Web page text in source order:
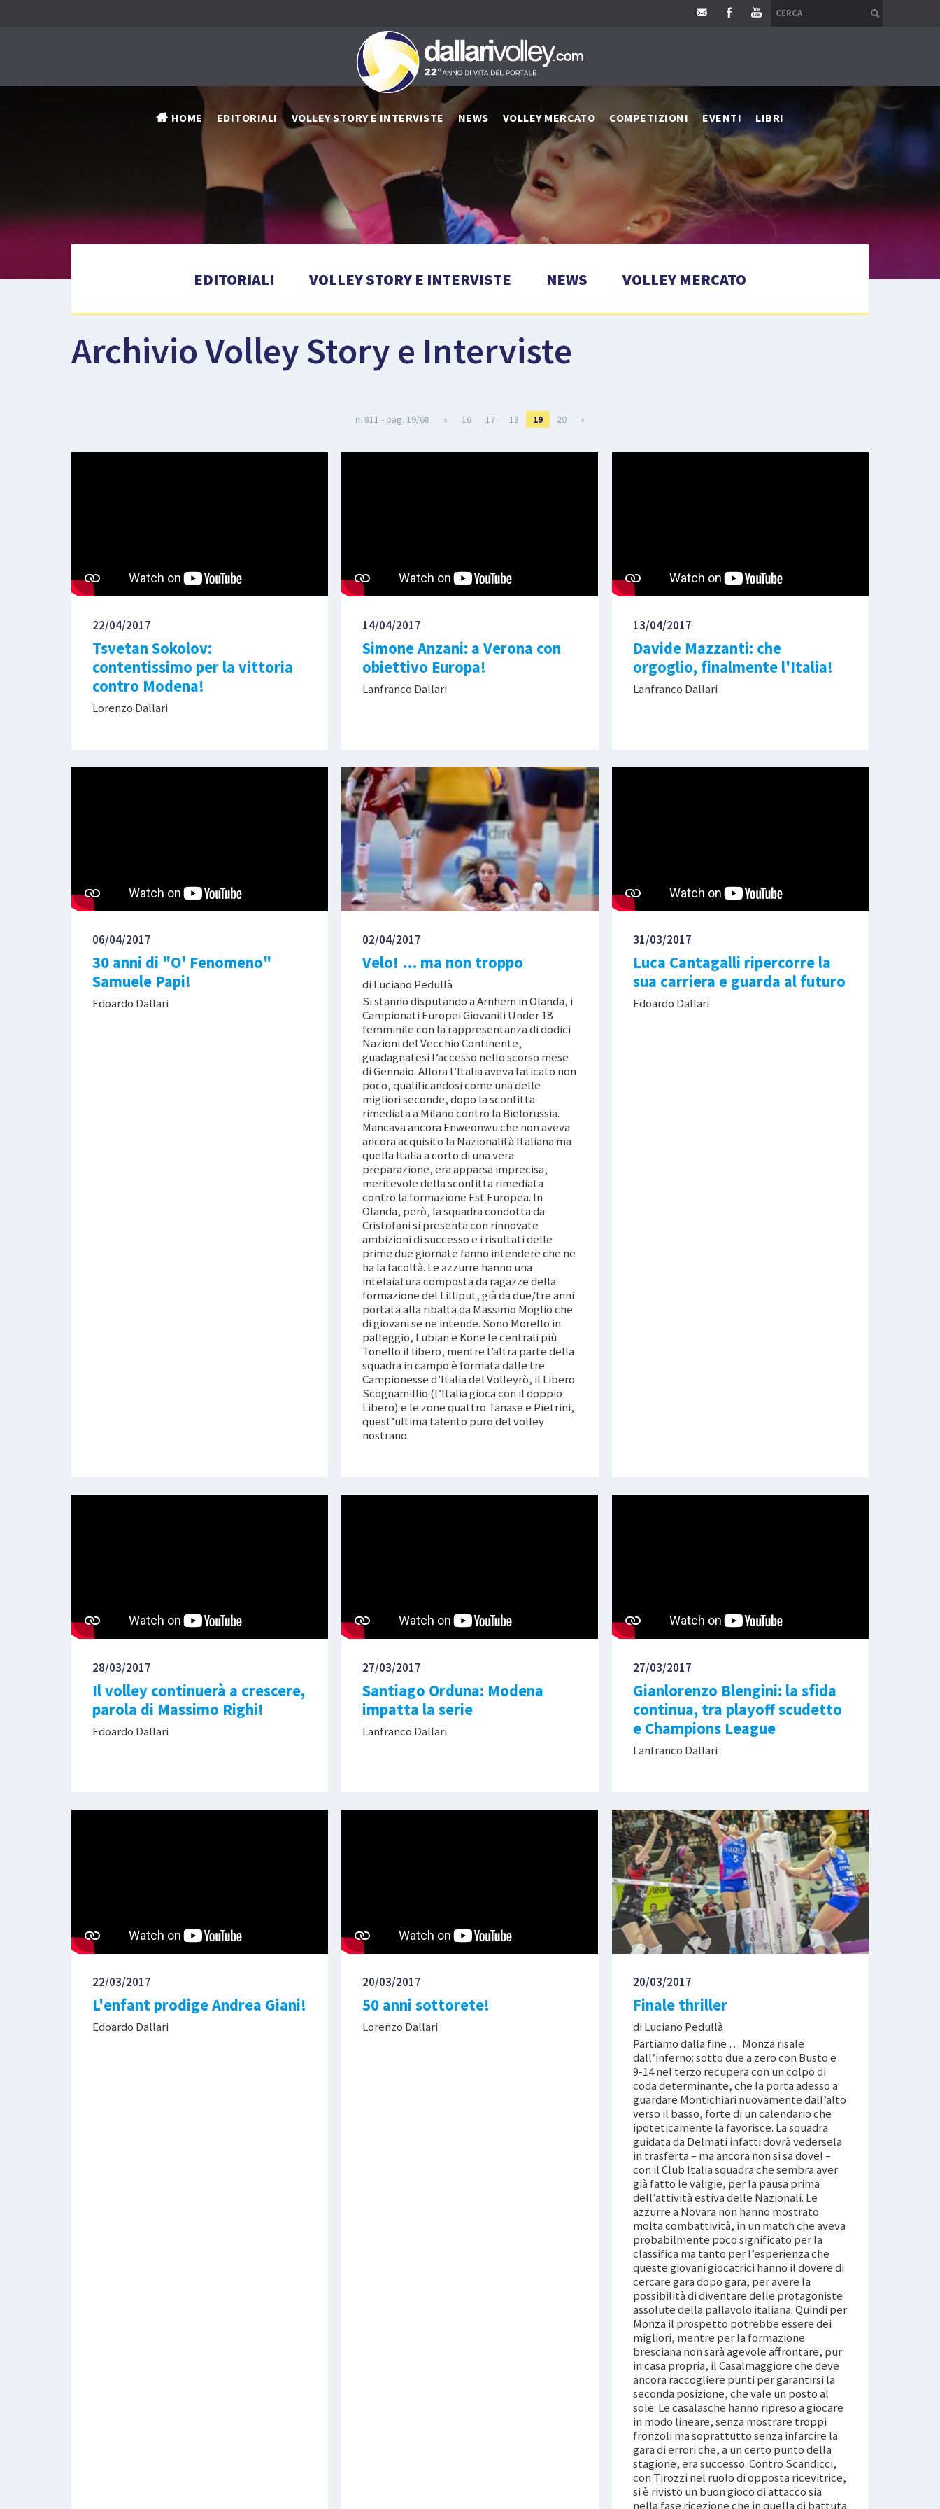
HOME EDITORIALI VOLLEY STORY E INTERVISTE NEWS VOLLEY MERCATO COMPETIZIONI EVENTI LIBRI
EDITORIALI VOLLEY STORY E INTERVISTE NEWS VOLLEY MERCATO
Archivio Volley Story e Interviste
n. 811 - pag. 19/68 « 16 17 18 19 20 »
22/04/2017
Tsvetan Sokolov:
contentissimo per la vittoria
contro Modena!
Lorenzo Dallari
14/04/2017
Simone Anzani: a Verona con
obiettivo Europa!
Lanfranco Dallari
13/04/2017
Davide Mazzanti: che
orgoglio, finalmente l'Italia!
Lanfranco Dallari
06/04/2017
30 anni di "O' Fenomeno"
Samuele Papi!
Edoardo Dallari
02/04/2017
Velo! … ma non troppo
di Luciano Pedullà
Si stanno disputando a Arnhem in Olanda, i
Campionati Europei Giovanili Under 18
femminile con la rappresentanza di dodici
Nazioni del Vecchio Continente,
guadagnatesi l’accesso nello scorso mese
di Gennaio. Allora l’Italia aveva faticato non
poco, qualificandosi come una delle
migliori seconde, dopo la sconfitta
rimediata a Milano contro la Bielorussia.
Mancava ancora Enweonwu che non aveva
ancora acquisito la Nazionalità Italiana ma
quella Italia a corto di una vera
preparazione, era apparsa imprecisa,
meritevole della sconfitta rimediata
contro la formazione Est Europea. In
Olanda, però, la squadra condotta da
Cristofani si presenta con rinnovate
ambizioni di successo e i risultati delle
prime due giornate fanno intendere che ne
ha la facoltà. Le azzurre hanno una
intelaiatura composta da ragazze della
formazione del Lilliput, già da due/tre anni
portata alla ribalta da Massimo Moglio che
di giovani se ne intende. Sono Morello in
palleggio, Lubian e Kone le centrali più
Tonello il libero, mentre l’altra parte della
squadra in campo è formata dalle tre
Campionesse d’Italia del Volleyrò, il Libero
Scognamillio (l’Italia gioca con il doppio
Libero) e le zone quattro Tanase e Pietrini,
quest’ultima talento puro del volley
nostrano.
31/03/2017
Luca Cantagalli ripercorre la
sua carriera e guarda al futuro
Edoardo Dallari
28/03/2017
Il volley continuerà a crescere,
parola di Massimo Righi!
Edoardo Dallari
27/03/2017
Santiago Orduna: Modena
impatta la serie
Lanfranco Dallari
27/03/2017
Gianlorenzo Blengini: la sfida
continua, tra playoff scudetto
e Champions League
Lanfranco Dallari
22/03/2017
L'enfant prodige Andrea Giani!
Edoardo Dallari
20/03/2017
50 anni sottorete!
Lorenzo Dallari
20/03/2017
Finale thriller
di Luciano Pedullà
Partiamo dalla fine … Monza risale
dall’inferno: sotto due a zero con Busto e
9-14 nel terzo recupera con un colpo di
coda determinante, che la porta adesso a
guardare Montichiari nuovamente dall’alto
verso il basso, forte di un calendario che
ipoteticamente la favorisce. La squadra
guidata da Delmati infatti dovrà vedersela
in trasferta – ma ancora non si sa dove! –
con il Club Italia squadra che sembra aver
già fatto le valigie, per la pausa prima
dell’attività estiva delle Nazionali. Le
azzurre a Novara non hanno mostrato
molta combattività, in un match che aveva
probabilmente poco significato per la
classifica ma tanto per l’esperienza che
queste giovani giocatrici hanno il dovere di
cercare gara dopo gara, per avere la
possibilità di diventare delle protagoniste
assolute della pallavolo italiana. Quindi per
Monza il prospetto potrebbe essere dei
migliori, mentre per la formazione
bresciana non sarà agevole affrontare, pur
in casa propria, il Casalmaggiore che deve
ancora raccogliere punti per garantirsi la
seconda posizione, che vale un posto al
sole. Le casalasche hanno ripreso a giocare
in modo lineare, senza mostrare troppi
fronzoli ma soprattutto senza infarcire la
gara di errori che, a un certo punto della
stagione, era successo. Contro Scandicci,
con Tirozzi nel ruolo di opposta ricevitrice,
si è rivisto un buon gioco di attacco sia
nella fase ricezione che in quella di battuta